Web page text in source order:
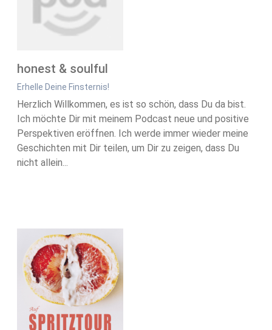
honest & soulful
Erhelle Deine Finsternis!
Herzlich Willkommen, es ist so schön, dass Du da bist.
Ich möchte Dir mit meinem Podcast neue und positive
Perspektiven eröffnen. Ich werde immer wieder meine
Geschichten mit Dir teilen, um Dir zu zeigen, dass Du
nicht allein...